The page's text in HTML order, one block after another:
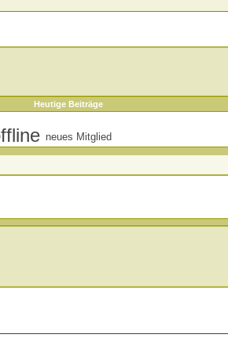
Heutige Beiträge
neues Mitglied